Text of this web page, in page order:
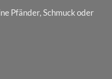
Pfänder, Schmuck oder